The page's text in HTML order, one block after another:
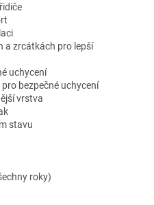
a zrcátkách pro lepší
uchycení
bezpečné uchycení
vrstva
stavu
roky)